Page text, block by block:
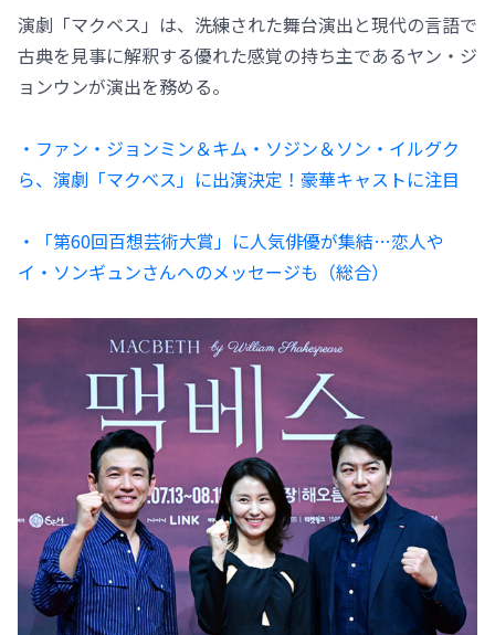
演劇「マクベス」は、洗練された舞台演出と現代の言語で
古典を見事に解釈する優れた感覚の持ち主であるヤン・ジ
ョンウンが演出を務める。
・ファン・ジョンミン＆キム・ソジン＆ソン・イルグク
ら、演劇「マクベス」に出演決定！豪華キャストに注目
・「第60回百想芸術大賞」に人気俳優が集結…恋人や
イ・ソンギュンさんへのメッセージも（総合）